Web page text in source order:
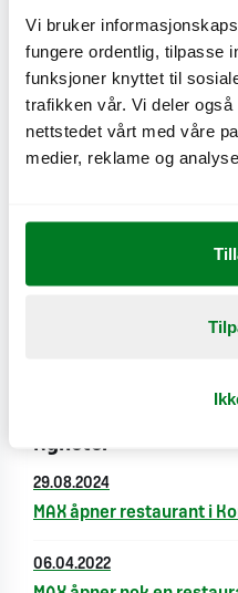
Vi bruker
fungere ordentlig, tilpasse
funksjoner knyttet til
trafikken vår. Vi deler
nettstedet vårt med våre
medier, reklame og
Se
Innhold og
Velkommen!
restaurant i Oslo. Med
Nyheter
29.08.2024
MAX åpner restaurant i
06.04.2022